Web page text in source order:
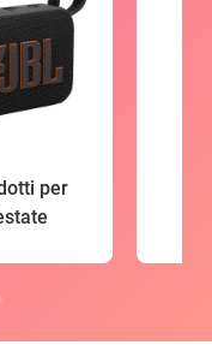
per